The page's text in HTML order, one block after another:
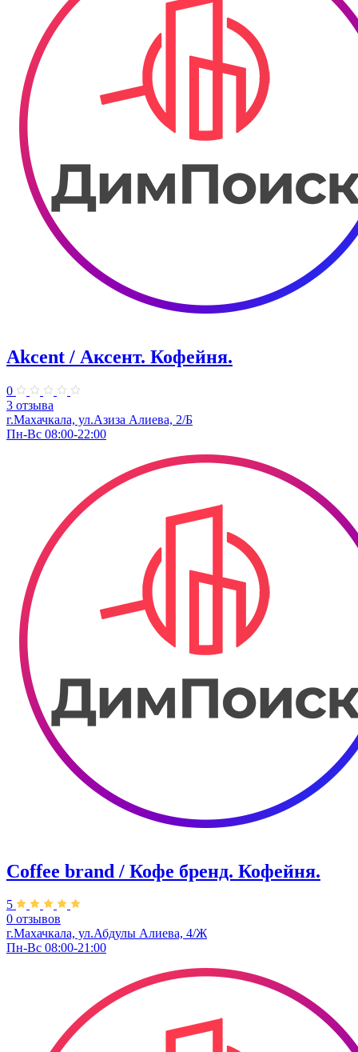
Akcent / Аксент. Кофейня.
0
3 отзыва
г.Махачкала, ул.Азиза Алиева, 2/Б
Пн-Вс 08:00-22:00
Coffee brand / Кофе бренд. Кофейня.
5
0 отзывов
г.Махачкала, ​ул.Абдулы Алиева, 4/Ж
Пн-Вс 08:00-21:00